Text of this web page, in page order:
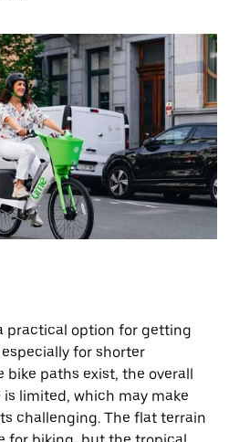
practical option for getting
for shorter
bike paths exist, the overall
limited, which may make
challenging. The flat terrain